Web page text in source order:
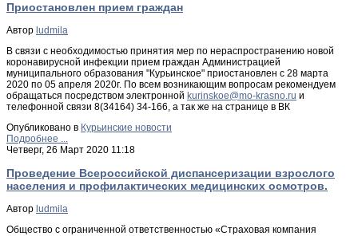
Приостановлен прием граждан
Автор ludmila
В связи с необходимостью принятия мер по нераспространению новой
коронавирусной инфекции прием граждан Администрацией
муниципального образования "Курьинское" приостановлен с 28 марта
2020 по 05 апреля 2020г. По всем возникающим вопросам рекомендуем
обращаться посредством электронной
и
телефонной связи 8(34164) 34-166, а так же на странице в ВК
Опубликовано в Курьинские новости
Подробнее ...
Четверг, 26 Март 2020 11:18
Проведение Всероссийской диспансеризации взрослого
населения и профилактических медицинских осмотров.
Автор ludmila
Общество с ограниченной ответственностью «Страховая компания